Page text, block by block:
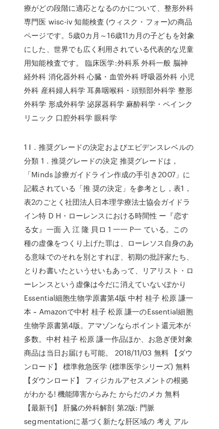
療がどの段階に適応となるのかについて、整形外科
専門医 wisc-iv 知能検査 (ウィスク・フォー)の商品
ページです。5歳0カ月～16歳11カ月の子どもを対象
にした、世界でも広く利用されている代表的な児童
用知能検査です。 臨床医学:外科系 外科一般 脳神
経外科 消化器外科 心臓・血管外科 呼吸器外科 小児
外科 産科婦人科学 耳鼻咽喉科・頭頸部外科学 整形
外科学 形成外科学 泌尿器科学 麻酔科学・ペインク
リニック 口腔外科学 眼科学
1 Ⅰ．推奨グレードの決定およびエビデンスレベルの
分類 1．推奨グレードの決定 推奨グレードは，
「Minds 診療ガイドライン作成の手引き2007」に
記載されている「推 奨の決定」を参考とし，表1，
表2のごとく社団法人日本理学療法士協会ガイドラ
イン特 D H・ローレンスにおける時間性 ー『恋す
る女』一面 入 江 隆 貝ロ 1 一一 P一 ている。この
種の虚像をつくり上げた罪は、ローレソス自身のあ
る意味でのそれを別とすれぽ、初期の批評家たち、
とりわ書いたというせいもあって、リアリスト・ロ
ーレンスという虚像は今だに消えていないぽかり
Essential細胞生物学原書第4版 中村 桂子 松原 謙一
本 ~ Amazonで中村 桂子 松原 謙一のEssential細胞
生物学原書第4版。アマゾンならポイント還元本が
多数。中村 桂子 松原 謙一作品ほか、お急ぎ便対象
商品は当日お届けも可能。 2018/11/03 無料 【ダウ
ンロード】 標準救急医学 (標準医学シリーズ) 無料
【ダウンロード】 フィジカルアセスメントの根拠
がわかる! 機能障害からみた からだのメカ 無料
【最新刊】 肝臓の外科解剖 第2版: 門脈
segmentationに基づく新たな肝区域の 考え アル